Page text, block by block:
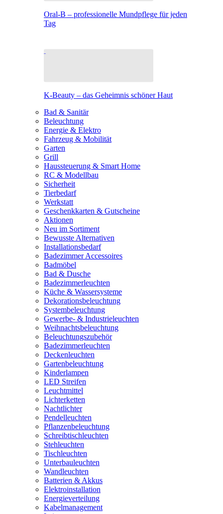
Oral-B – professionelle Mundpflege für jeden
Tag
K-Beauty – das Geheimnis schöner Haut
Bad & Sanitär
Beleuchtung
Energie & Elektro
Fahrzeug & Mobilität
Garten
Grill
Haussteuerung & Smart Home
RC & Modellbau
Sicherheit
Tierbedarf
Werkstatt
Geschenkkarten & Gutscheine
Aktionen
Neu im Sortiment
Bewusste Alternativen
Installationsbedarf
Badezimmer Accessoires
Badmöbel
Bad & Dusche
Badezimmerleuchten
Küche & Wassersysteme
Dekorationsbeleuchtung
Systembeleuchtung
Gewerbe- & Industrieleuchten
Weihnachtsbeleuchtung
Beleuchtungszubehör
Badezimmerleuchten
Deckenleuchten
Gartenbeleuchtung
Kinderlampen
LED Streifen
Leuchtmittel
Lichterketten
Nachtlichter
Pendelleuchten
Pflanzenbeleuchtung
Schreibtischleuchten
Stehleuchten
Tischleuchten
Unterbauleuchten
Wandleuchten
Batterien & Akkus
Elektroinstallation
Energieverteilung
Kabelmanagement